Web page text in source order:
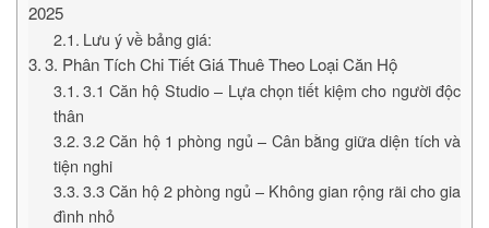
2025
Lưu ý về bảng giá:
3. Phân Tích Chi Tiết Giá Thuê Theo Loại Căn Hộ
3.1 Căn hộ Studio – Lựa chọn tiết kiệm cho người độc
thân
3.2 Căn hộ 1 phòng ngủ – Cân bằng giữa diện tích và
tiện nghi
3.3 Căn hộ 2 phòng ngủ – Không gian rộng rãi cho gia
đình nhỏ